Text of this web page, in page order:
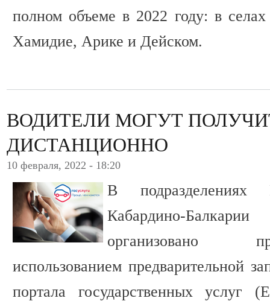
полном объеме в 2022 году: в
Хамидие, Арике и Дейском.
ВОДИТЕЛИ МОГУТ
ДИСТАНЦИОННО
10 февраля, 2022 - 18:20
В
Кабардино-
организовано
использованием предварительной
портала государственных услуг